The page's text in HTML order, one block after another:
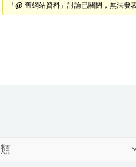
「@ 舊網站資料」討論已關閉，無法發